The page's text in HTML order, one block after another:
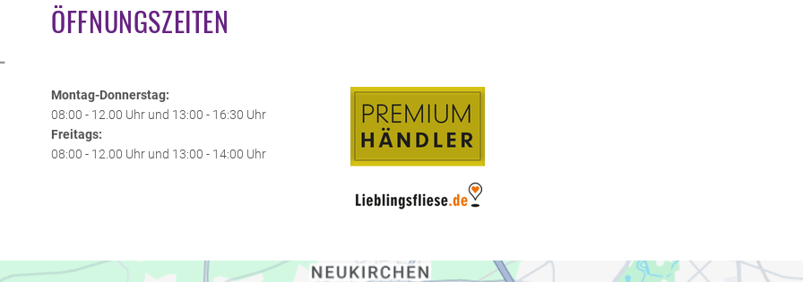
ÖFFNUNGSZEITEN
Montag-Donnerstag:
08:00 - 12.00 Uhr und 13:00 - 16:30 Uhr
Freitags:
08:00 - 12.00 Uhr und 13:00 - 14:00 Uhr